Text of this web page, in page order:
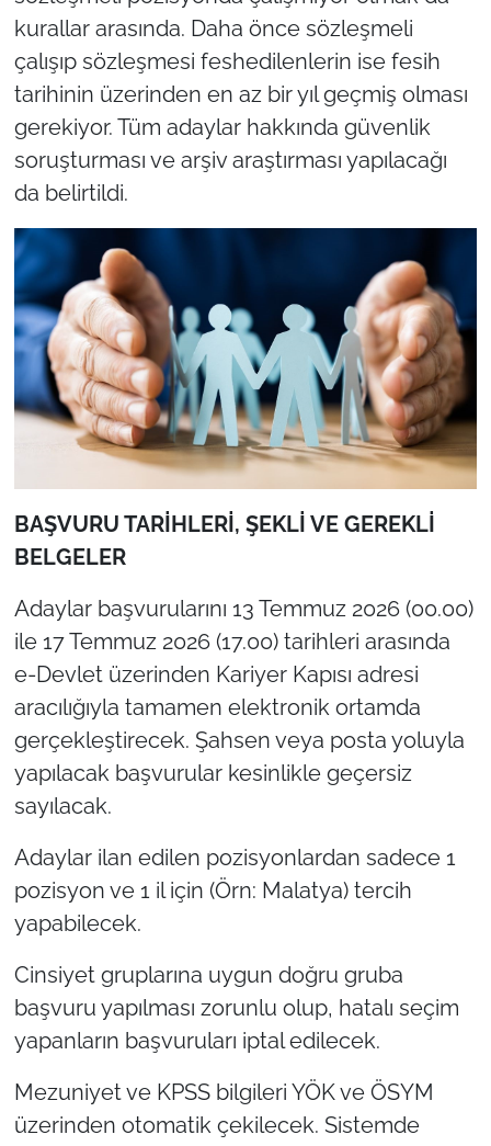
kurallar arasında. Daha önce sözleşmeli
çalışıp sözleşmesi feshedilenlerin ise fesih
tarihinin üzerinden en az bir yıl geçmiş olması
gerekiyor. Tüm adaylar hakkında güvenlik
soruşturması ve arşiv araştırması yapılacağı
da belirtildi.
BAŞVURU TARİHLERİ, ŞEKLİ VE GEREKLİ
BELGELER
Adaylar başvurularını 13 Temmuz 2026 (00.00)
ile 17 Temmuz 2026 (17.00) tarihleri arasında
e-Devlet üzerinden Kariyer Kapısı adresi
aracılığıyla tamamen elektronik ortamda
gerçekleştirecek. Şahsen veya posta yoluyla
yapılacak başvurular kesinlikle geçersiz
sayılacak.
Adaylar ilan edilen pozisyonlardan sadece 1
pozisyon ve 1 il için (Örn: Malatya) tercih
yapabilecek.
Cinsiyet gruplarına uygun doğru gruba
başvuru yapılması zorunlu olup, hatalı seçim
yapanların başvuruları iptal edilecek.
Mezuniyet ve KPSS bilgileri YÖK ve ÖSYM
üzerinden otomatik çekilecek. Sistemde